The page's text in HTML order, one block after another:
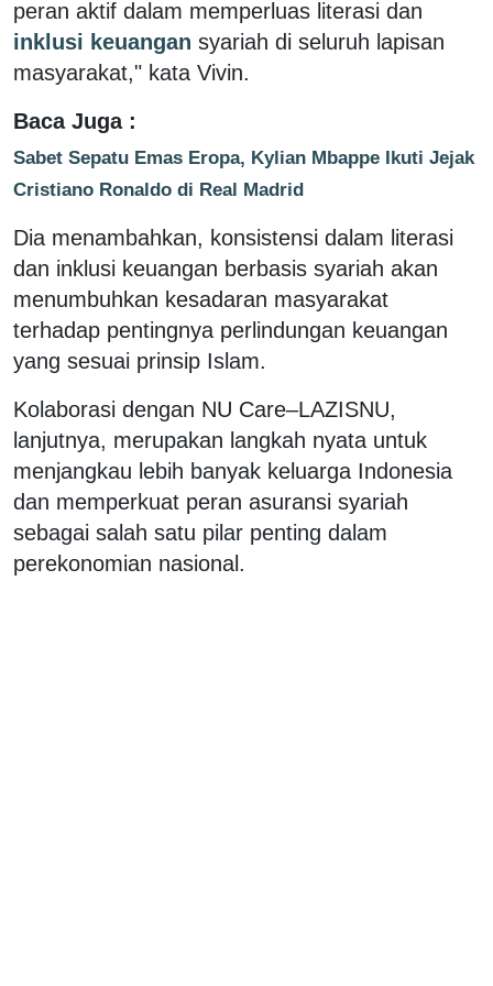
peran aktif dalam memperluas literasi dan
inklusi keuangan syariah di seluruh lapisan
masyarakat," kata Vivin.
Baca Juga :
Sabet Sepatu Emas Eropa, Kylian Mbappe Ikuti Jejak
Cristiano Ronaldo di Real Madrid
Dia menambahkan, konsistensi dalam literasi
dan inklusi keuangan berbasis syariah akan
menumbuhkan kesadaran masyarakat
terhadap pentingnya perlindungan keuangan
yang sesuai prinsip Islam.
Kolaborasi dengan NU Care–LAZISNU,
lanjutnya, merupakan langkah nyata untuk
menjangkau lebih banyak keluarga Indonesia
dan memperkuat peran asuransi syariah
sebagai salah satu pilar penting dalam
perekonomian nasional.